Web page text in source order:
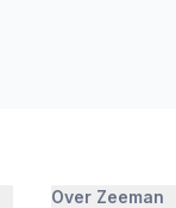
Over Zeeman